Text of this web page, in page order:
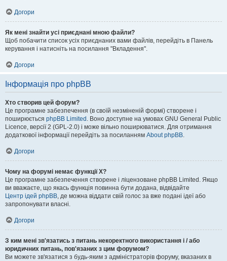
Догори
Як мені знайти усі приєднані мною файли?
Щоб побачити список усіх приєднаних вами файлів, перейдіть в Панель
керування і натисніть на посилання "Вкладення".
Догори
Інформація про phpBB
Хто створив цей форум?
Це програмне забезпечення (в своїй незміненій формі) створене і
поширюється phpBB Limited . Воно доступне на умовах GNU General Public
Licence, версії 2 (GPL-2.0) і може вільно поширюватися. Для отримання
додаткової інформації перейдіть за посиланням About phpBB.
Догори
Чому на форумі немає функції X?
Це програмне забезпечення створене і ліцензоване phpBB Limited. Якщо
ви вважаєте, що якась функція повинна бути додана, відвідайте
Центр ідей phpBB, де можна віддати свій голос за вже подані ідеї або
запропонувати власні.
Догори
З ким мені зв'язатись з питань некоректного використання і / або
юридичних питань, пов'язаних з цим форумом?
Ви можете зв'язатися з будь-яким з адміністраторів форуму, вказаних в